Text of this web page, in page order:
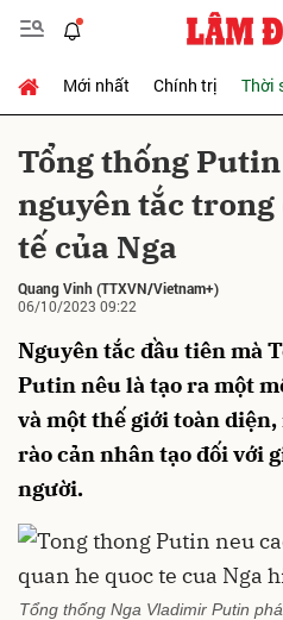
Mới nhất Chính trị Thời
Tổng thống
nguyên tắc trong
tế của Nga
Quang Vinh(TTXVN/Vietnam+)
06/10/2023 09:22
Nguyên tắc đầu tiên mà
Putin nêu là tạo ra một
và một thế giới toàn
rào cản nhân tạo đối với
người.
Tổng thống Nga Vladimir Putin
Gửi bình luận